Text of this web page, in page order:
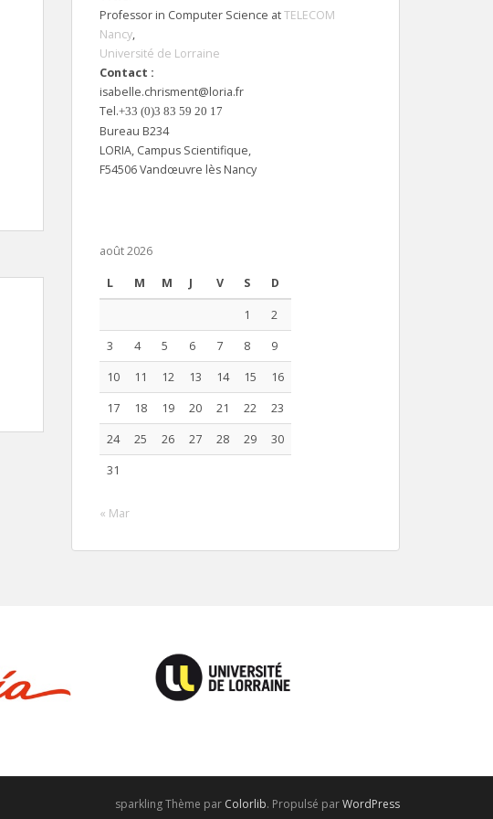
Professor in Computer Science atTELECOM
Nancy,
Université de Lorraine
Contact :
isabelle.chrisment@loria.fr
Tel.+33 (0)3 83 59 20 17
Bureau B234
LORIA, Campus Scientifique,
F54506 Vandœuvre lès Nancy
août 2026
L M M J V S D
1
2
3
4 5 6 7 8
9
10
11 12 13 14 15
16
17
18 19 20 21 22
23
24
25 26 27 28 29
30
31
« Mar
sparkling Thème par Colorlib. Propulsé parWordPress